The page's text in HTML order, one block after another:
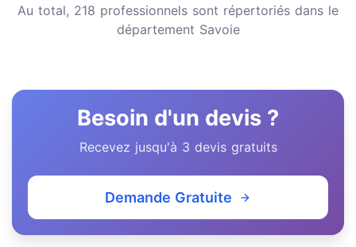
Au total, 218 professionnels sont répertoriés dans le
département Savoie
Besoin d'un devis ?
Recevez jusqu'à 3 devis gratuits
Demande Gratuite